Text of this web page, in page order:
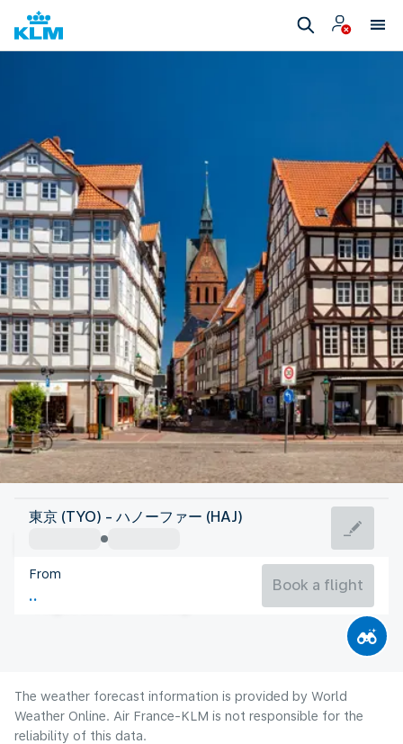
Germany
Hannover
Germany
Flight time
東京 (TYO) - ハノーファー (HAJ)
From
Book a flight
The weather forecast information is provided by World
Weather Online. Air France-KLM is not responsible for the
reliability of this data.